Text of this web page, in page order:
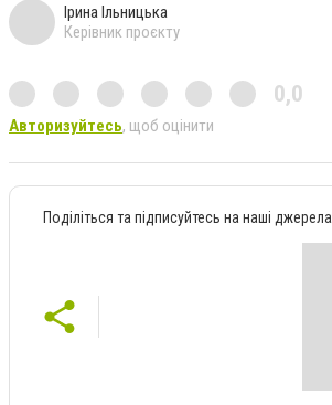
Ірина Ільницька
Керівник проєкту
0,0
Авторизуйтесь, щоб оцінити
Поділіться та підписуйтесь на наші джерела